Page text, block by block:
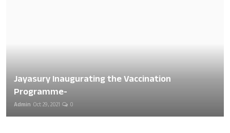
Jayasury Inaugurating the Vaccination
Programme-
Admin Oct 29, 2021 0